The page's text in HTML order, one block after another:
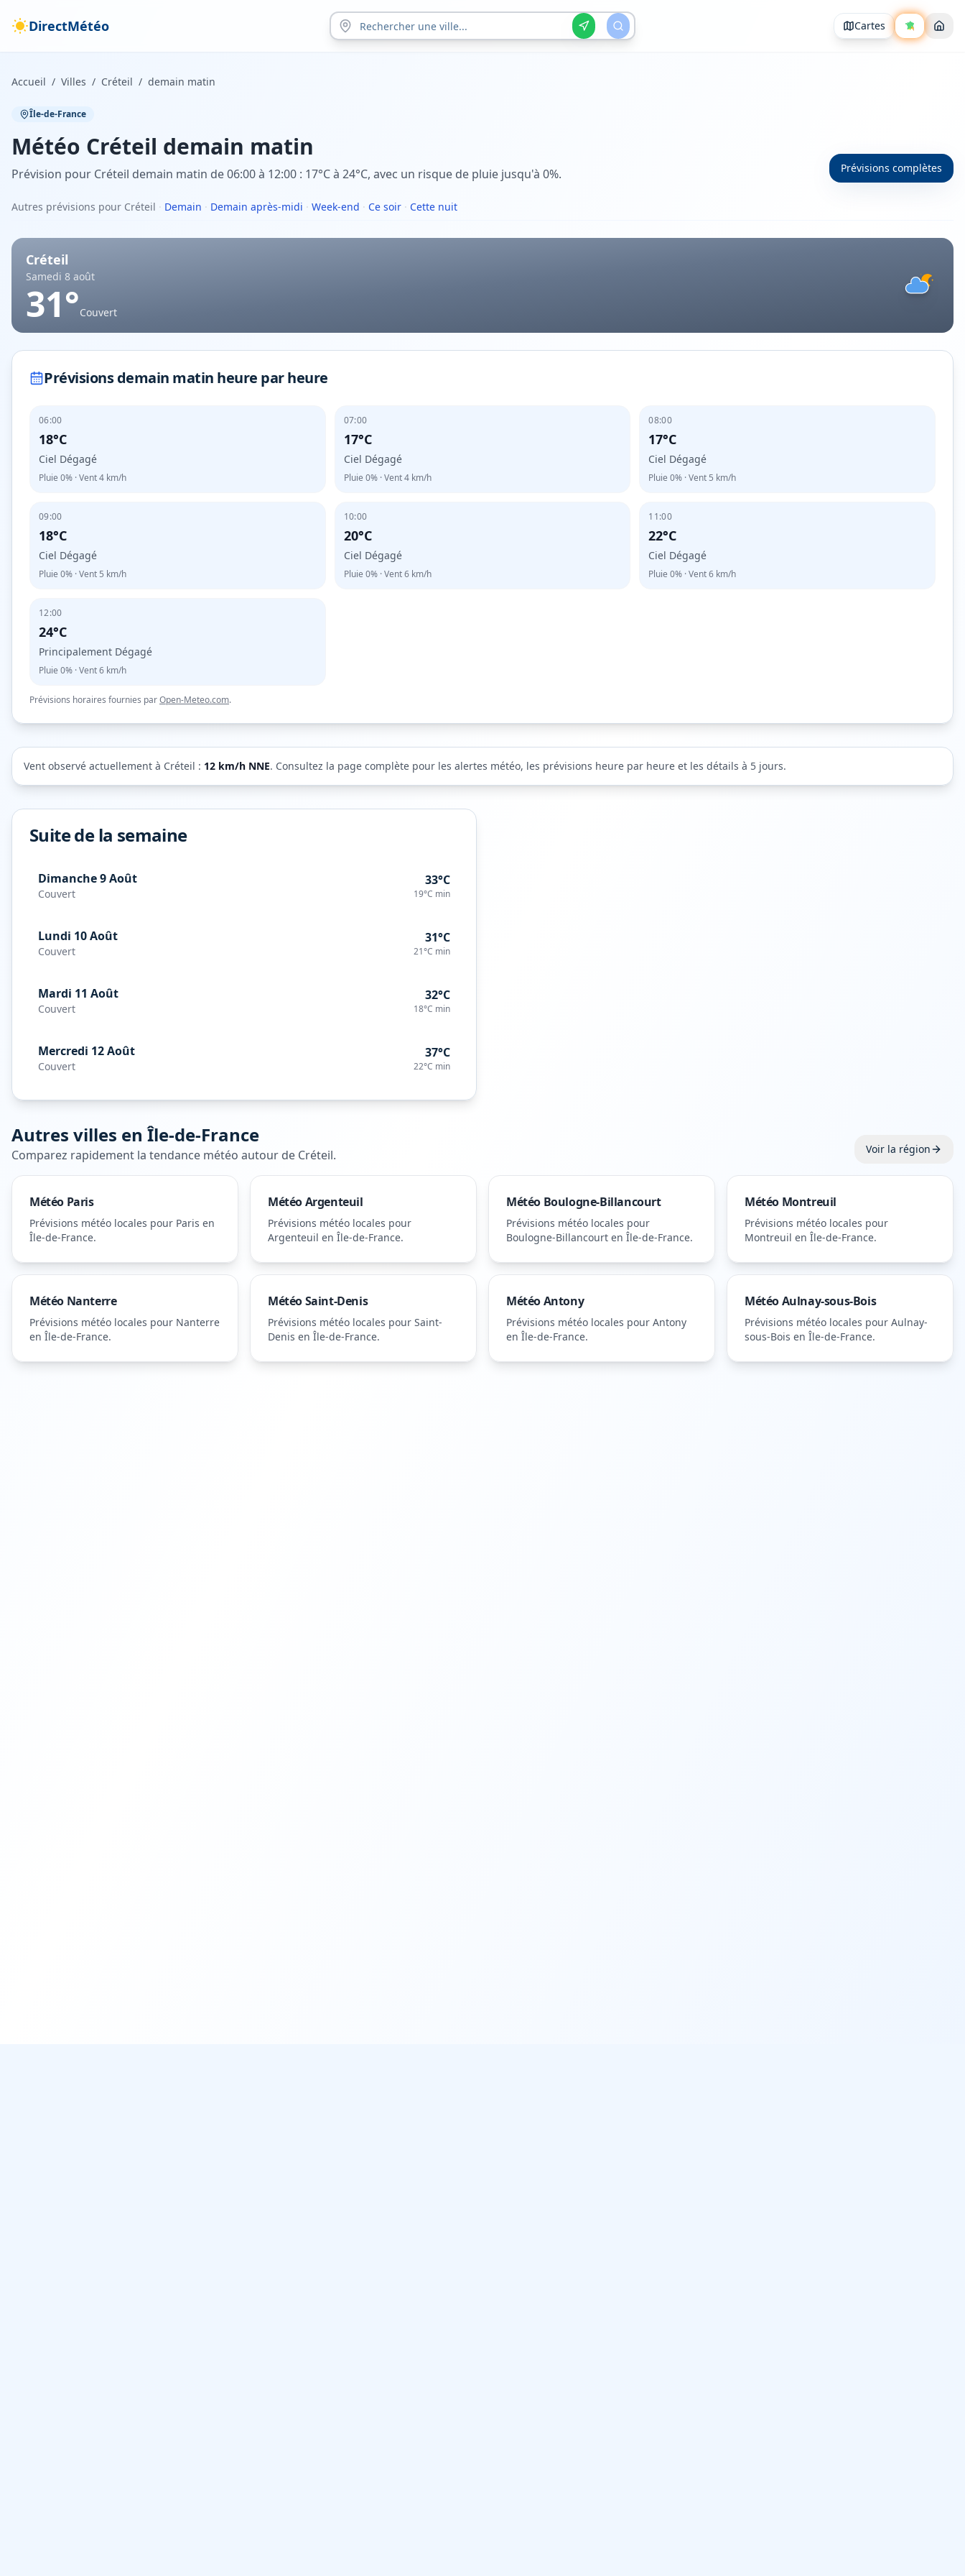
DirectMétéo Cartes
Accueil / Villes / Créteil / demain matin
Île-de-France
Météo Créteil demain matin
Prévision pour Créteil demain matin de 06:00 à 12:00 : 17°C à 24°C, avec un risque de pluie jusqu'à 0%. Prévisions complètes
Autres prévisions pour Créteil · Demain · Demain après-midi · Week-end · Ce soir · Cette nuit
Créteil
Samedi 8 août
31°Couvert
Prévisions demain matin heure par heure
06:00
18°C
Ciel Dégagé
Pluie 0% · Vent4 km/h
07:00
17°C
Ciel Dégagé
Pluie 0%· Vent4km/h
08:00
17°C
Ciel Dégagé
Pluie0% · Vent 5 km/h
09:00
18°C
Ciel Dégagé
Pluie 0% · Vent 5 km/h
10:00
20°C
Ciel Dégagé
Pluie 0%· Vent6km/h
11:00
22°C
Ciel Dégagé
Pluie0% · Vent6 km/h
12:00
24°C
Principalement Dégagé
Pluie 0% · Vent6 km/h
Prévisions horaires fournies parOpen-Meteo.com.
Vent observé actuellement à Créteil : 12 km/h NNE. Consultez la page complète pour les alertes météo, les prévisions heure par heure et les détails à 5 jours.
Suite de la semaine
Dimanche 9 Août
Couvert
33°C
19°C min
Lundi 10 Août
Couvert
31°C
21°C min
Mardi 11 Août
Couvert
32°C
18°C min
Mercredi 12 Août
Couvert
37°C
22°C min
Autres villes enÎle-de-France
Comparez rapidement la tendance météo autour de Créteil. Voir la région
Météo Paris
Prévisions météo locales pour Paris en
Île-de-France.
MétéoArgenteuil
Prévisions météo locales pour
Argenteuil en Île-de-France.
Météo Boulogne-Billancourt
Prévisions météo locales pour
Boulogne-Billancourt en Île-de-France.
Météo Montreuil
Prévisions météo locales pour
Montreuil en Île-de-France.
Météo Nanterre
Prévisions météo locales pour Nanterre
en Île-de-France.
MétéoSaint-Denis
Prévisions météo locales pour Saint-
Denis en Île-de-France.
MétéoAntony
Prévisions météo locales pour Antony
en Île-de-France.
MétéoAulnay-sous-Bois
Prévisions météo locales pour Aulnay-
sous-Bois en Île-de-France.